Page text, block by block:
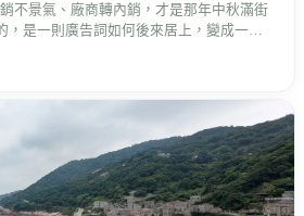
不景氣、廠商轉內銷，才是那年中秋滿街
，是一則廣告詞如何後來居上，變成一整